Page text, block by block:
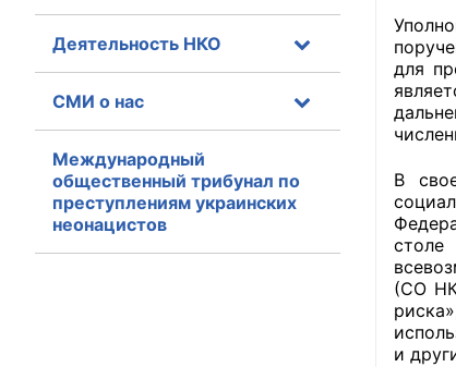
оказания
О Палате
Структура
Совет
Члены ОП КО
для
В
(СО
и
Деятельность НКО
СМИ о нас
Международный
общественный трибунал по
преступлениям украинских
неонацистов